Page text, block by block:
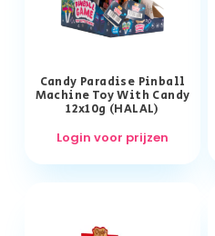
Candy Paradise Pinball
Machine Toy With Candy
12x10g (HALAL)
Login voor prijzen